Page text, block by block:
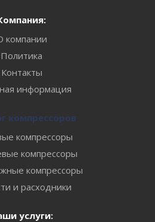
компании
Политика
Контакты
информация
компрессоров
компрессоры
компрессоры
компрессоры
и расходники
услуги: